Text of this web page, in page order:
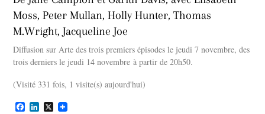
Moss, Peter Mullan, Holly Hunter, Thomas
M.Wright, Jacqueline Joe
Diffusion sur Arte des trois premiers épisodes le jeudi 7 novembre, des
trois derniers le jeudi 14 novembre à partir de 20h50.
(Visité 331 fois, 1 visite(s) aujourd'hui)
F L X